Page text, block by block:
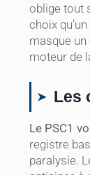
oblige tout
choix
masque
moteur de
Les
Le PSC1
registre
paralysie.